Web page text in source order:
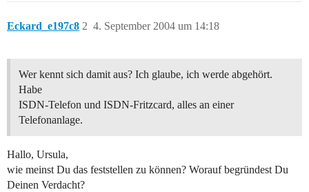
Eckard_e197c8 4. September 2004 um 14:18
2
Wer kennt sich damit aus? Ich glaube, ich werde abgehört.
Habe
ISDN-Telefon und ISDN-Fritzcard, alles an einer
Telefonanlage.
Hallo, Ursula,
wie meinst Du das feststellen zu können? Worauf begründest Du
Deinen Verdacht?